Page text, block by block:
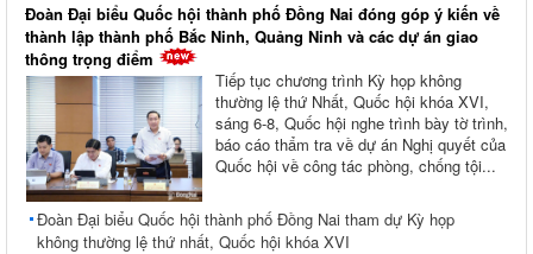
Đoàn Đại biểu Quốc hội thành phố Đồng Nai đóng góp ý kiến về
thành lập thành phố Bắc Ninh, Quảng Ninh và các dự án giao
thông trọng điểm
Tiếp tục chương trình Kỳ họp không
thường lệ thứ Nhất, Quốc hội khóa XVI,
sáng 6-8, Quốc hội nghe trình bày tờ trình,
báo cáo thẩm tra về dự án Nghị quyết của
Quốc hội về công tác phòng, chống tội...
Đoàn Đại biểu Quốc hội thành phố Đồng Nai tham dự Kỳ họp
không thường lệ thứ nhất, Quốc hội khóa XVI